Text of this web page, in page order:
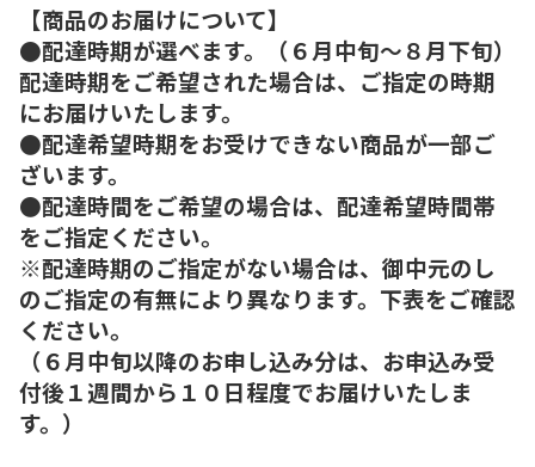
【商品のお届けについて】
●配達時期が選べます。（６月中旬～８月下旬）
配達時期をご希望された場合は、ご指定の時期
にお届けいたします。
●配達希望時期をお受けできない商品が一部ご
ざいます。
●配達時間をご希望の場合は、配達希望時間帯
をご指定ください。
※配達時期のご指定がない場合は、御中元のし
のご指定の有無により異なります。下表をご確認
ください。
（６月中旬以降のお申し込み分は、お申込み受
付後１週間から１０日程度でお届けいたしま
す。）